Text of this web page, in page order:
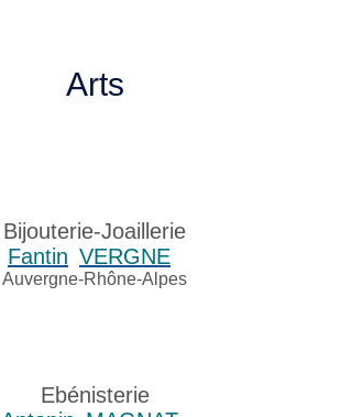
Arts
Bijouterie-Joaillerie
Fantin VERGNE
Auvergne-Rhône-Alpes
Ebénisterie